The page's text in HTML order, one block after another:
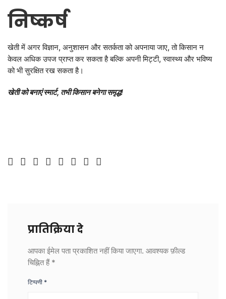
निष्कर्ष
खेती में अगर विज्ञान, अनुशासन और सतर्कता को अपनाया जाए, तो किसान न
केवल अधिक उपज प्राप्त कर सकता है बल्कि अपनी मिट्टी, स्वास्थ्य और भविष्य
को भी सुरक्षित रख सकता है।
खेतीकोबनाएंस्मार्ट, तभीकिसान बनेगासमृद्ध!
प्रातिक्रिया दे
आपका ईमेल पता प्रकाशित नहीं किया जाएगा. आवश्यक फ़ील्ड
चिह्नित हैं *
टिप्पणी *